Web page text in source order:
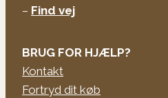
– Find vej
BRUG FOR HJÆLP?
Kontakt
Fortryd dit køb